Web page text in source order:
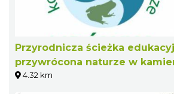
Przyrodnicza ścieżka
przywrócona naturze w
Lipówka w Rudnikach
4.32 km